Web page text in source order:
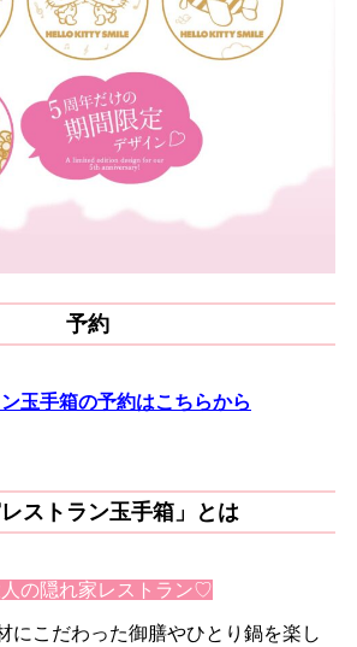
予約
玉手箱の予約はこちらから
レストラン玉手箱」とは
の隠れ家レストラン♡
にこだわった御膳やひとり鍋を楽し